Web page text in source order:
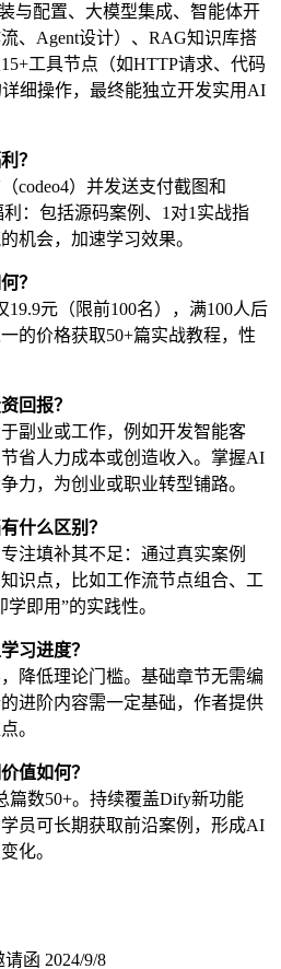
与配置、大模型集成、智能体开
、Agent设计）、RAG知识库搭
工具节点（如HTTP请求、代码
细操作，最终能独立开发实用AI
？
codeo4）并发送支付截图和
：包括源码案例、1对1实战指
机会，加速学习效果。
？
19.9元（限前100名），满100人后
的价格获取50+篇实战教程，性
回报？
副业或工作，例如开发智能客
省人力成本或创造收入。掌握AI
力，为创业或职业转型铺路。
什么区别？
注填补其不足：通过真实案例
知识点，比如工作流节点组合、工
即用”的实践性。
习进度？
降低理论门槛。基础章节无需编
进阶内容需一定基础，作者提供
。
值如何？
篇数50+。持续覆盖Dify新功能
学员可长期获取前沿案例，形成AI
化。
请函 2024/9/8